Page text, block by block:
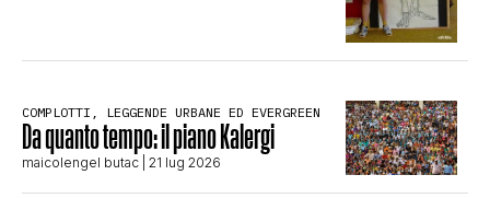
COMPLOTTI, LEGGENDE URBANE ED EVERGREEN
Da quanto tempo: il piano Kalergi
maicolengel butac | 21 lug 2026